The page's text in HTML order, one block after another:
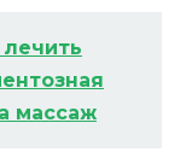
лечить
массаж